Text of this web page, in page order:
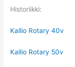
Historiikki:
Kallio Rotary 40v
Kallio Rotary 50v